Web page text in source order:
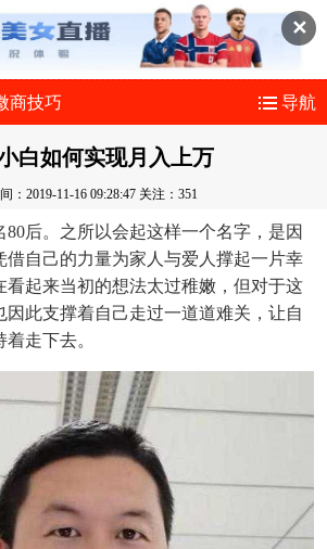
✕
商技巧 导航
白如何实现月入上万
：2019-11-16 09:28:47 关注：351
后。之所以会起这样一个名字，是因
借自己的力量为家人与爱人撑起一片幸
看起来当初的想法太过稚嫩，但对于这
因此支撑着自己走过一道道难关，让自
走下去。